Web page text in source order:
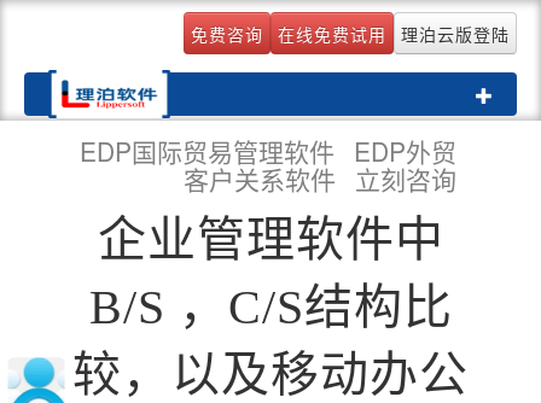
免费咨询 在线免费试用 理泊云版登陆
Toggle
EDP国际贸易管理软件 EDP外贸
客户关系软件 立刻咨询
企业管理软件中
B/S ，C/S结构比
较，以及移动办公